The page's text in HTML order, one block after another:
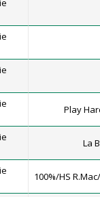
Play
La
100%/HS